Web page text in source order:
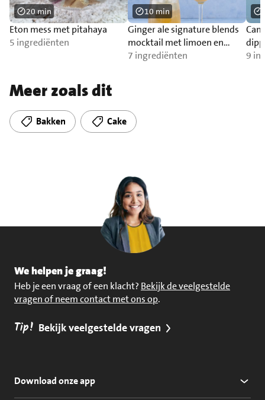
Eton mess met pitahaya
5 ingrediënten
20 min
Ginger ale signature blends
mocktail met limoen en
munt
7 ingrediënten
10 min
9
Meer zoals dit
Bakken Cake
We helpen je graag!
Heb je een vraag of een klacht? Bekijk de veelgestelde
vragen of neem contact met ons op.
Tip! Bekijk veelgestelde vragen
Download onze app